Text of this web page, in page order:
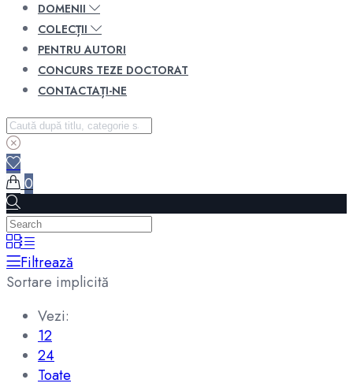
DOMENII
COLECȚII
PENTRU AUTORI
CONCURS TEZE DOCTORAT
CONTACTAȚI-NE
0
Filtrează
Sortare implicită
Vezi:
12
24
Toate